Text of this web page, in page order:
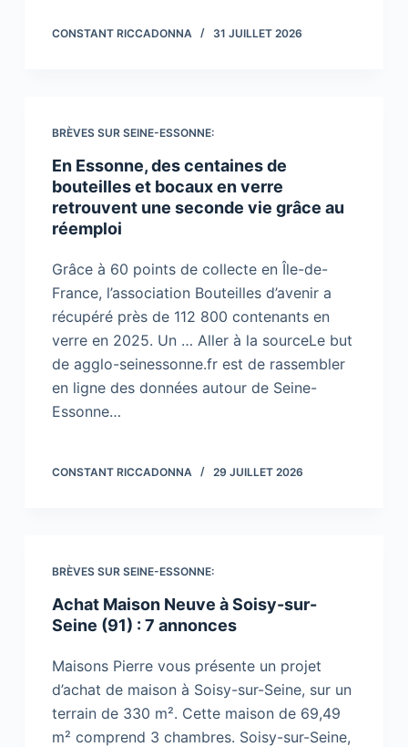
CONSTANT RICCADONNA 31 JUILLET 2026
BRÈVES SUR SEINE-ESSONNE:
En Essonne, des centaines de
bouteilles et bocaux en verre
retrouvent une seconde vie grâce au
réemploi
Grâce à 60 points de collecte en Île-de-
France, l’association Bouteilles d’avenir a
récupéré près de 112 800 contenants en
verre en 2025. Un … Aller à la sourceLe but
de agglo-seinessonne.fr est de rassembler
en ligne des données autour de Seine-
Essonne…
CONSTANT RICCADONNA 29 JUILLET 2026
BRÈVES SUR SEINE-ESSONNE:
Achat Maison Neuve à Soisy-sur-
Seine (91) : 7 annonces
Maisons Pierre vous présente un projet
d’achat de maison à Soisy-sur-Seine, sur un
terrain de 330 m². Cette maison de 69,49
m² comprend 3 chambres. Soisy-sur-Seine,